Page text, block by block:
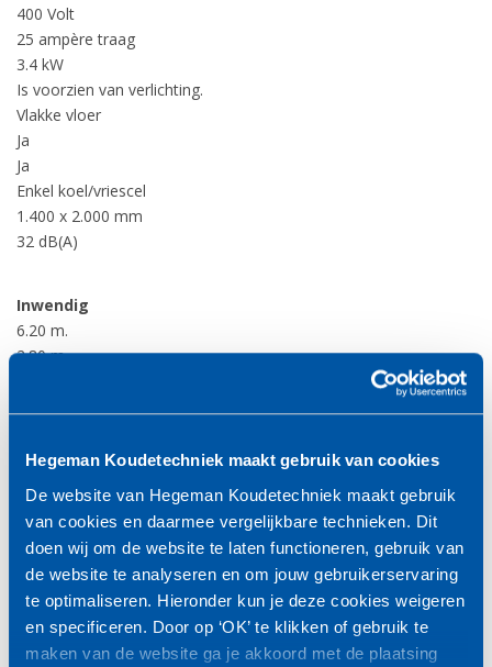
Hegeman Koudetechniek maakt gebruik van cookies
De website van Hegeman Koudetechniek maakt gebruik
van cookies en daarmee vergelijkbare technieken. Dit
doen wij om de website te laten functioneren, gebruik van
de website te analyseren en om jouw gebruikerservaring
te optimaliseren. Hieronder kun je deze cookies weigeren
en specificeren. Door op ‘OK’ te klikken of gebruik te
maken van de website ga je akkoord met de plaatsing
400 Volt
25 ampère traag
3.4 kW
Is voorzien van verlichting.
Vlakke vloer
Ja
Ja
Enkel koel/vriescel
1.400 x 2.000 mm
32 dB(A)
Inwendig
6.20 m.
2.80 m.
Foto's